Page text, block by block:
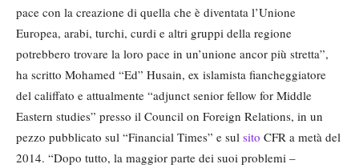
pace con la creazione di quella che è diventata l’Unione
Europea, arabi, turchi, curdi e altri gruppi della regione
potrebbero trovare la loro pace in un’unione ancor più stretta”,
ha scritto Mohamed “Ed” Husain, ex islamista fiancheggiatore
del califfato e attualmente “adjunct senior fellow for Middle
Eastern studies” presso il Council on Foreign Relations, in un
pezzo pubblicato sul “Financial Times” e sul sito CFR a metà del
2014. “Dopo tutto, la maggior parte dei suoi problemi –